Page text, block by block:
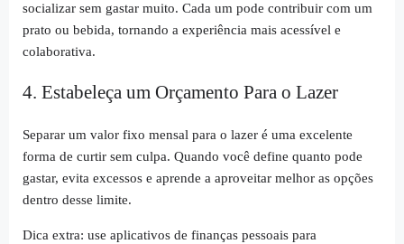
socializar sem gastar muito. Cada um pode contribuir com um
prato ou bebida, tornando a experiência mais acessível e
colaborativa.
4. Estabeleça um Orçamento Para o Lazer
Separar um valor fixo mensal para o lazer é uma excelente
forma de curtir sem culpa. Quando você define quanto pode
gastar, evita excessos e aprende a aproveitar melhor as opções
dentro desse limite.
Dica extra: use aplicativos de finanças pessoais para